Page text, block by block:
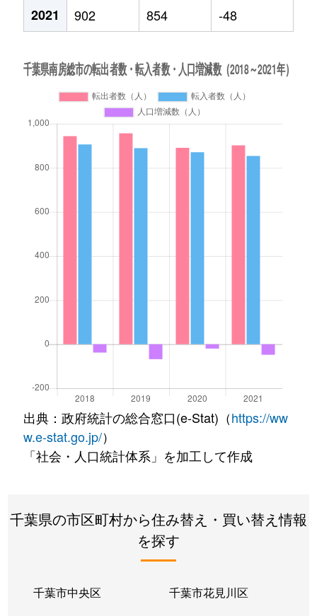
2021
902 854 -48
出典：政府統計の総合窓口(e-Stat)（https://ww
w.e-stat.go.jp/）
「社会・人口統計体系」を加工して作成
千葉県の市区町村から住み替え・買い替え情報
を探す
千葉市中央区 千葉市花見川区